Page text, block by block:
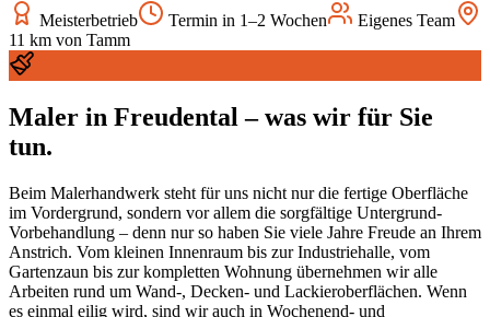
Meisterbetrieb
Termin in 1–2 Wochen
Eigenes Team
11 km von Tamm
Maler in Freudental – was wir für Sie
tun.
Beim Malerhandwerk steht für uns nicht nur die fertige Oberfläche
im Vordergrund, sondern vor allem die sorgfältige Untergrund-
Vorbehandlung – denn nur so haben Sie viele Jahre Freude an Ihrem
Anstrich. Vom kleinen Innenraum bis zur Industriehalle, vom
Gartenzaun bis zur kompletten Wohnung übernehmen wir alle
Arbeiten rund um Wand-, Decken- und Lackieroberflächen. Wenn
es einmal eilig wird, sind wir auch in Wochenend- und